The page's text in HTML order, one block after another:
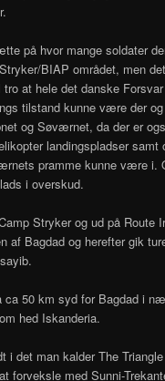
på hvor mange soldater
BIAP området, men
tro at hele det danske
tilstand kunne være der
og Søværnet, da der er
landingspladser samt
pramme kunne være i.
i overskud.
Stryker og ud på Route
af Bagdad og herefter gik
ca 50 km syd for Bagdad i
hed Iskanderia.
i det man kalder The
forveksle med Sunni-